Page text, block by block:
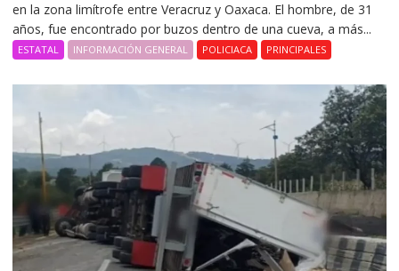
en la zona limítrofe entre Veracruz y Oaxaca. El hombre, de 31
años, fue encontrado por buzos dentro de una cueva, a más...
ESTATAL INFORMACIÓN GENERAL POLICIACA PRINCIPALES